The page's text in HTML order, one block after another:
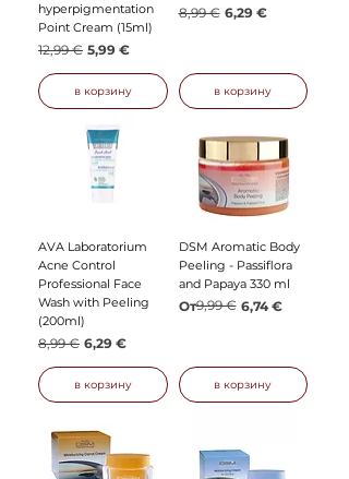
hyperpigmentation
Point Cream (15ml)
Обычная цена
12,99 € Цена со скидкой
5,99 €
в корзину
Обычная цена
8,99 € Цена со скидкой
6,29 €
в корзину
AVA Laboratorium
Acne Control
Professional Face
Wash with Peeling
(200ml)
Обычная цена
8,99 € Цена со скидкой
6,29 €
в корзину
DSM Aromatic Body
Peeling - Passiflora
and Papaya 330 ml
От
Обычная цена
9,99 € 6,74 €
Цена со скидкой
в корзину